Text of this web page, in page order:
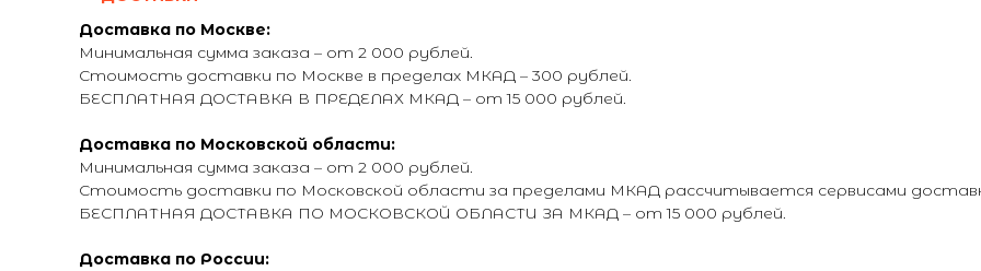
Доставка по Москве:
Минимальная сумма заказа – от 2 000 рублей.
Стоимость доставки по Москве в пределах МКАД – 300 рублей.
БЕСПЛАТНАЯ ДОСТАВКА В ПРЕДЕЛАХ МКАД – от 15 000 рублей.
Доставка по Московской области:
Минимальная сумма заказа – от 2 000 рублей.
Стоимость доставки по Московской области за пределами МКАД рассчитывается сервисами
БЕСПЛАТНАЯ ДОСТАВКА ПО МОСКОВСКОЙ ОБЛАСТИ ЗА МКАД – от 15 000 рублей.
Доставка по России: